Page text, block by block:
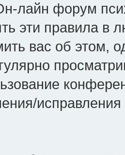
лайн форум
эти правила в
вас об этом,